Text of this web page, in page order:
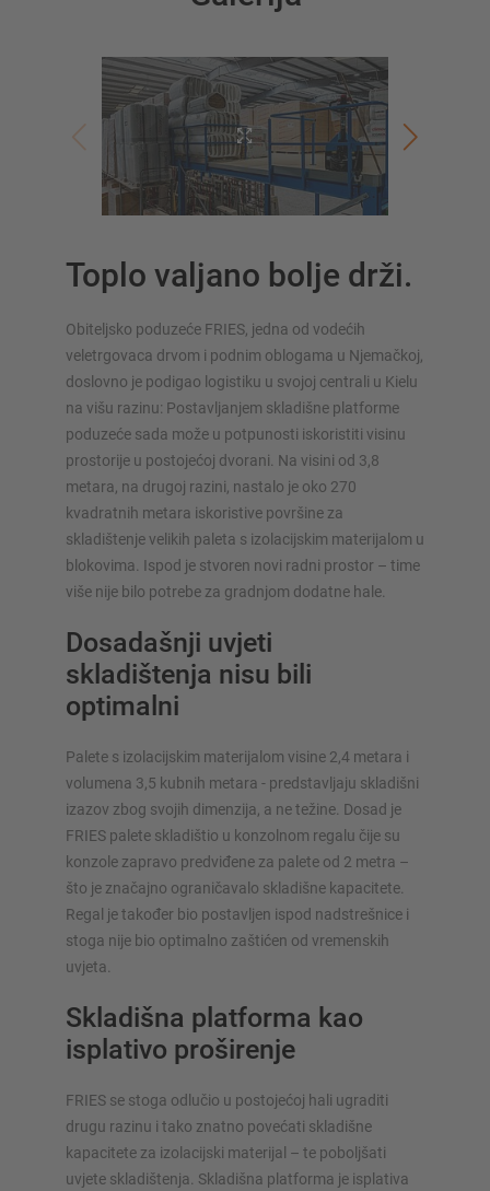
Toplo valjano bolje drži.
Obiteljsko poduzeće FRIES, jedna od vodećih
veletrgovaca drvom i podnim oblogama u Njemačkoj,
doslovno je podigao logistiku u svojoj centrali u Kielu
na višu razinu: Postavljanjem skladišne platforme
poduzeće sada može u potpunosti iskoristiti visinu
prostorije u postojećoj dvorani. Na visini od 3,8
metara, na drugoj razini, nastalo je oko 270
kvadratnih metara iskoristive površine za
skladištenje velikih paleta s izolacijskim materijalom u
blokovima. Ispod je stvoren novi radni prostor – time
više nije bilo potrebe za gradnjom dodatne hale.
Dosadašnji uvjeti
skladištenja nisu bili
optimalni
Palete s izolacijskim materijalom visine 2,4 metara i
volumena 3,5 kubnih metara - predstavljaju skladišni
izazov zbog svojih dimenzija, a ne težine. Dosad je
FRIES palete skladištio u konzolnom regalu čije su
konzole zapravo predviđene za palete od 2 metra –
što je značajno ograničavalo skladišne kapacitete.
Regal je također bio postavljen ispod nadstrešnice i
stoga nije bio optimalno zaštićen od vremenskih
uvjeta.
Skladišna platforma kao
isplativo proširenje
FRIES se stoga odlučio u postojećoj hali ugraditi
drugu razinu i tako znatno povećati skladišne
kapacitete za izolacijski materijal – te poboljšati
uvjete skladištenja. Skladišna platforma je isplativa
SUSTAVI SKLADIŠTENJA
Regali na pokretnim kolicama
Automatski sustavi skladištenja
Regalne hale
Skladišni podesti
Vertikalni sustavi regala
Planirajte svoj sustav polica individualno s našim
konfiguratorima – uključujući izravni upit
Konfiguriraj policu sada